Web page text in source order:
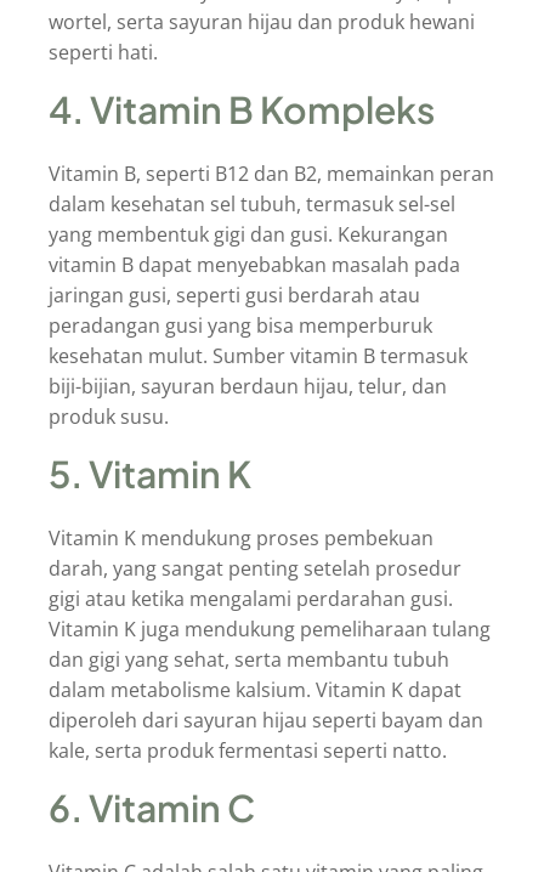
wortel, serta sayuran hijau dan produk hewani
seperti hati.
4. Vitamin B Kompleks
Vitamin B, seperti B12 dan B2, memainkan peran
dalam kesehatan sel tubuh, termasuk sel-sel
yang membentuk gigi dan gusi. Kekurangan
vitamin B dapat menyebabkan masalah pada
jaringan gusi, seperti gusi berdarah atau
peradangan gusi yang bisa memperburuk
kesehatan mulut. Sumber vitamin B termasuk
biji-bijian, sayuran berdaun hijau, telur, dan
produk susu.
5. Vitamin K
Vitamin K mendukung proses pembekuan
darah, yang sangat penting setelah prosedur
gigi atau ketika mengalami perdarahan gusi.
Vitamin K juga mendukung pemeliharaan tulang
dan gigi yang sehat, serta membantu tubuh
dalam metabolisme kalsium. Vitamin K dapat
diperoleh dari sayuran hijau seperti bayam dan
kale, serta produk fermentasi seperti natto.
6. Vitamin C